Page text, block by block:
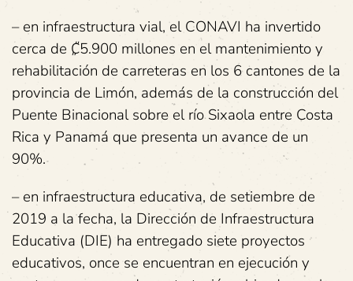
– en infraestructura vial, el CONAVI ha invertido
cerca de ₡5.900 millones en el mantenimiento y
rehabilitación de carreteras en los 6 cantones de la
provincia de Limón, además de la construcción del
Puente Binacional sobre el río Sixaola entre Costa
Rica y Panamá que presenta un avance de un
90%.
– en infraestructura educativa, de setiembre de
2019 a la fecha, la Dirección de Infraestructura
Educativa (DIE) ha entregado siete proyectos
educativos, once se encuentran en ejecución y